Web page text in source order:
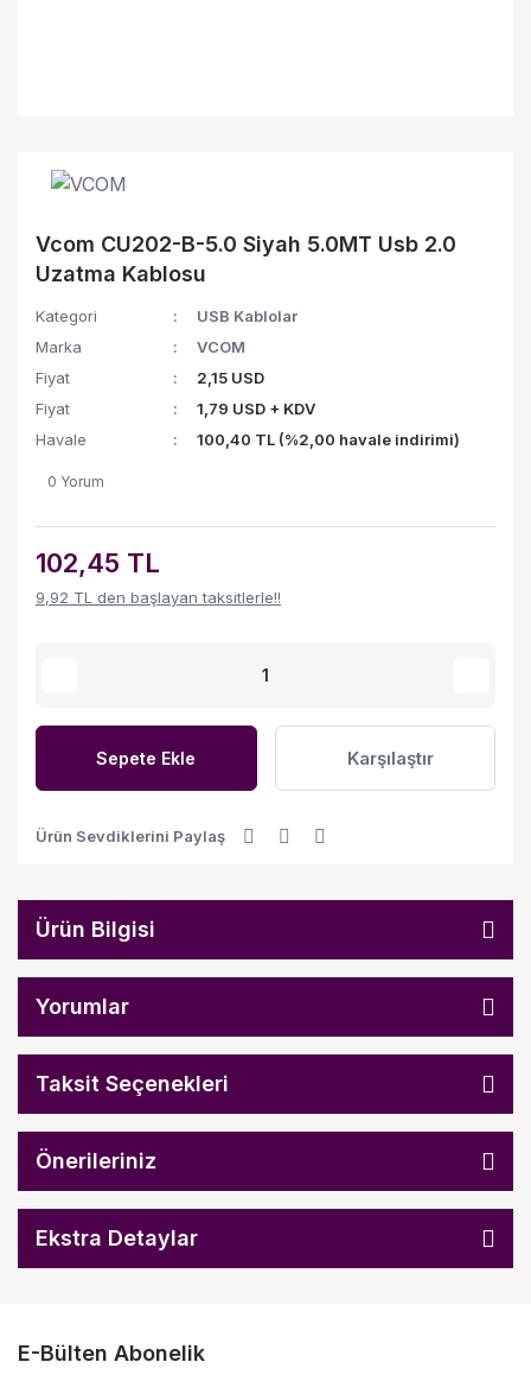
Vcom CU202-B-5.0 Siyah 5.0MT Usb 2.0
Uzatma Kablosu
Kategori
USB Kablolar
Marka
VCOM
Fiyat
2,15 USD
Fiyat
1,79 USD + KDV
Havale
100,40 TL (%2,00 havale indirimi)
0 Yorum
102,45 TL
9,92 TL den başlayan taksitlerle!!
Sepete Ekle Karşılaştır
Ürün Sevdiklerini Paylaş
Ürün Bilgisi
Yorumlar
Taksit Seçenekleri
Önerileriniz
Ekstra Detaylar
E-Bülten Abonelik